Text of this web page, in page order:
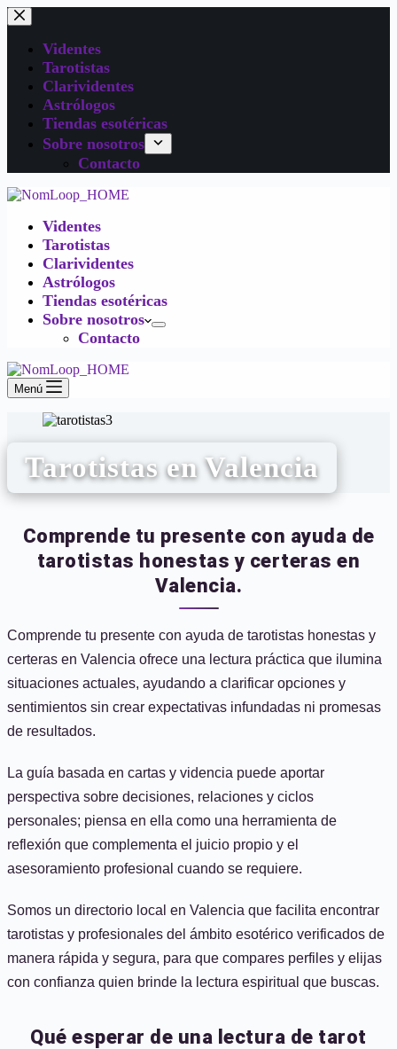
Videntes
Tarotistas
Clarividentes
Astrólogos
Tiendas esotéricas
Sobre nosotros
Contacto
Videntes
Tarotistas
Clarividentes
Astrólogos
Tiendas esotéricas
Sobre nosotros
Contacto
Menú
Tarotistas en Valencia
Comprende tu presente con ayuda de
tarotistas honestas y certeras en
Valencia.
Comprende tu presente con ayuda de tarotistas honestas y
certeras en Valencia ofrece una lectura práctica que ilumina
situaciones actuales, ayudando a clarificar opciones y
sentimientos sin crear expectativas infundadas ni promesas
de resultados.
La guía basada en cartas y videncia puede aportar
perspectiva sobre decisiones, relaciones y ciclos
personales; piensa en ella como una herramienta de
reflexión que complementa el juicio propio y el
asesoramiento profesional cuando se requiere.
Somos un directorio local en Valencia que facilita encontrar
tarotistas y profesionales del ámbito esotérico verificados de
manera rápida y segura, para que compares perfiles y elijas
con confianza quien brinde la lectura espiritual que buscas.
Qué esperar de una lectura de tarot